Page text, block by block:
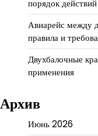
порядок
Авиарейс между
правила и
Двухбалочные
применения
Архив
Июнь 2026